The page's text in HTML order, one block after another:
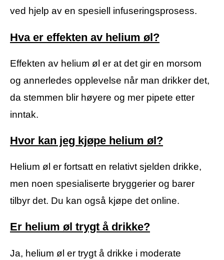
ved hjelp av en spesiell infuseringsprosess.
Hva er effekten av helium øl?
Effekten av helium øl er at det gir en morsom
og annerledes opplevelse når man drikker det,
da stemmen blir høyere og mer pipete etter
inntak.
Hvor kan jeg kjøpe helium øl?
Helium øl er fortsatt en relativt sjelden drikke,
men noen spesialiserte bryggerier og barer
tilbyr det. Du kan også kjøpe det online.
Er helium øl trygt å drikke?
Ja, helium øl er trygt å drikke i moderate